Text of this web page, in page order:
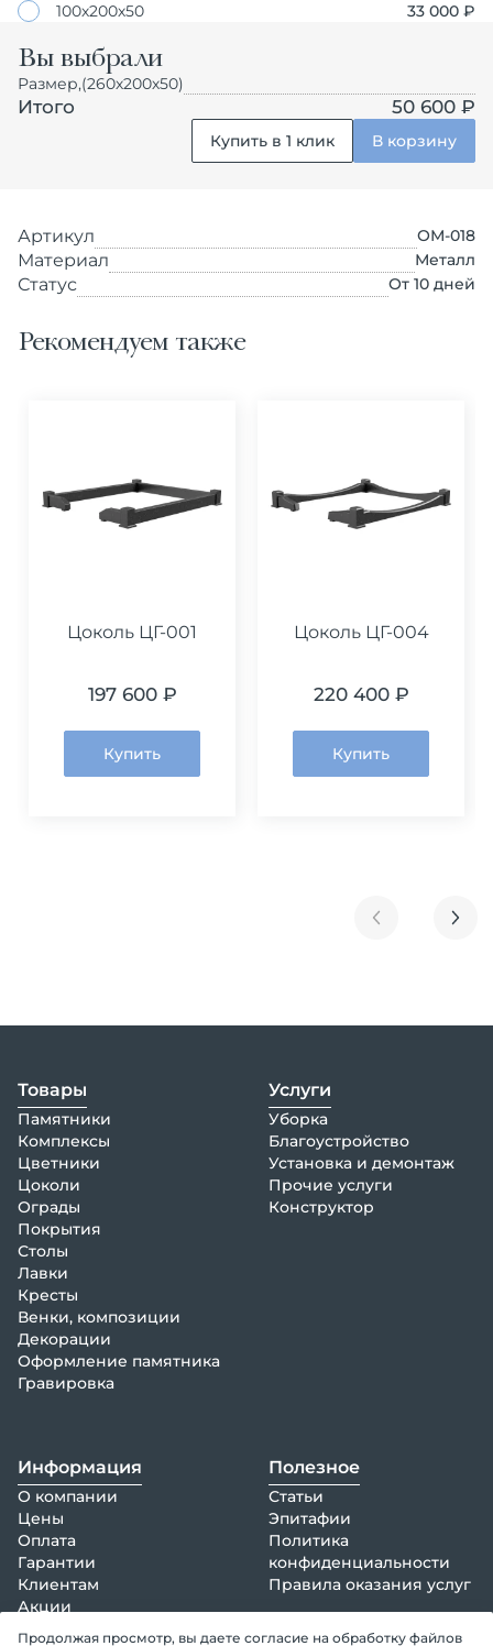
100х200х50
33 000 ₽
Вы выбрали
Размер,(260х200х50)
Итого 50 600 ₽
Купить в 1 клик В корзину
Артикул ОМ-018
Материал Металл
Статус От 10 дней
Рекомендуем также
Цоколь ЦГ-001
197 600 ₽
Купить
Цоколь ЦГ-004
220 400 ₽
Купить
Товары
Памятники
Комплексы
Цветники
Цоколи
Ограды
Покрытия
Столы
Лавки
Кресты
Венки, композиции
Декорации
Оформление памятника
Гравировка
Услуги
Уборка
Благоустройство
Установка и демонтаж
Прочие услуги
Конструктор
Информация
О компании
Цены
Оплата
Гарантии
Клиентам
Акции
Отзывы
Полезное
Статьи
Эпитафии
Политика
конфиденциальности
Правила оказания услуг
Продолжая просмотр, вы даете согласие на обработку файлов